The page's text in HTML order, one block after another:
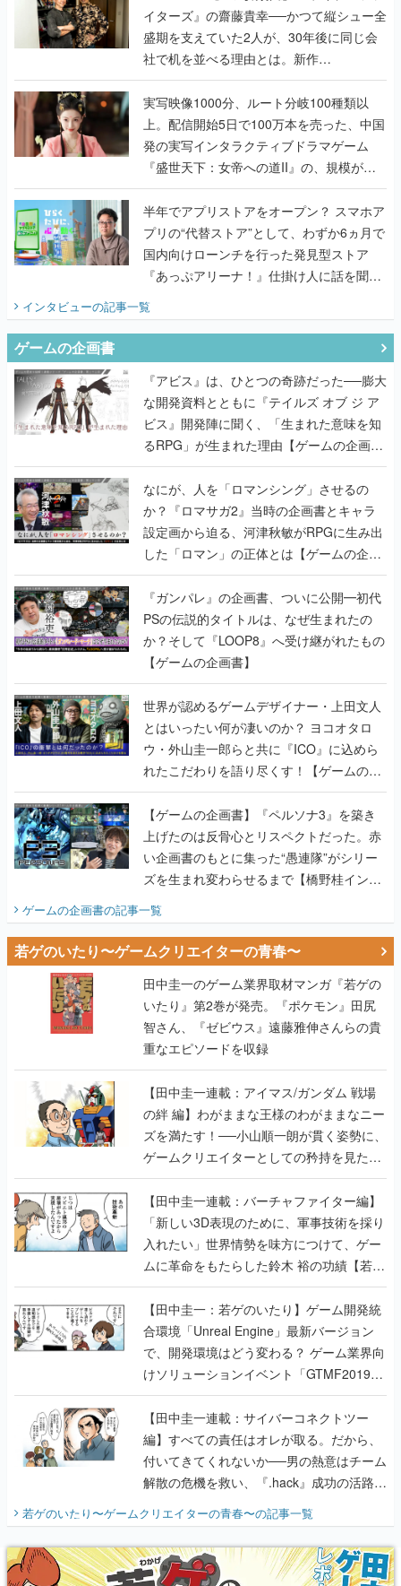
イターズ』の齋藤貴幸──かつて縦シュー全
盛期を支えていた2人が、30年後に同じ会
社で机を並べる理由とは。新作
『TATSUJIN EXTREME』で初タッグを組
んだレジェンド2人に訊く開発秘話
実写映像1000分、ルート分岐100種類以
上。配信開始5日で100万本を売った、中国
発の実写インタラクティブドラマゲーム
『盛世天下：女帝への道II』の、規模が違
うこだわりをプロデューサーに聞いた
半年でアプリストアをオープン？ スマホア
プリの“代替ストア”として、わずか6ヵ月で
国内向けローンチを行った発見型ストア
『あっぷアリーナ！』仕掛け人に話を聞い
てみた
インタビューの記事一覧
ゲームの企画書
『アビス』は、ひとつの奇跡だった──膨大
な開発資料とともに『テイルズ オブ ジ ア
ビス』開発陣に聞く、「生まれた意味を知
るRPG」が生まれた理由【ゲームの企画
書】
なにが、人を「ロマンシング」させるの
か？『ロマサガ2』当時の企画書とキャラ
設定画から迫る、河津秋敏がRPGに生み出
した「ロマン」の正体とは【ゲームの企画
書】
『ガンパレ』の企画書、ついに公開━初代
PSの伝説的タイトルは、なぜ生まれたの
か？そして『LOOP8』へ受け継がれたもの
【ゲームの企画書】
世界が認めるゲームデザイナー・上田文人
とはいったい何が凄いのか？ ヨコオタロ
ウ・外山圭一郎らと共に『ICO』に込めら
れたこだわりを語り尽くす！【ゲームの企
画書】
【ゲームの企画書】『ペルソナ3』を築き
上げたのは反骨心とリスペクトだった。赤
い企画書のもとに集った“愚連隊”がシリー
ズを生まれ変わらせるまで【橋野桂インタ
ビュー】
ゲームの企画書の記事一覧
若ゲのいたり〜ゲームクリエイターの青春〜
田中圭一のゲーム業界取材マンガ『若ゲの
いたり』第2巻が発売。『ポケモン』田尻
智さん、『ゼビウス』遠藤雅伸さんらの貴
重なエピソードを収録
【田中圭一連載：アイマス/ガンダム 戦場
の絆 編】わがままな王様のわがままなニー
ズを満たす！──小山順一朗が貫く姿勢に、
ゲームクリエイターとしての矜持を見た
【若ゲのいたり最終回】
【田中圭一連載：バーチャファイター編】
「新しい3D表現のために、軍事技術を採り
入れたい」世界情勢を味方につけて、ゲー
ムに革命をもたらした鈴木 裕の功績【若ゲ
のいたり】
【田中圭一：若ゲのいたり】ゲーム開発統
合環境「Unreal Engine」最新バージョン
で、開発環境はどう変わる？ ゲーム業界向
けソリューションイベント「GTMF2019」
に行って、より理解を深めよう【PR】
【田中圭一連載：サイバーコネクトツー
編】すべての責任はオレが取る。だから、
付いてきてくれないか──男の熱意はチーム
解散の危機を救い、『.hack』成功の活路を
開く。業界の快男児・松山 洋に流れる血は
『少年ジャンプ』色だった【若ゲのいた
り】
若ゲのいたり〜ゲームクリエイターの青春〜の記事一覧